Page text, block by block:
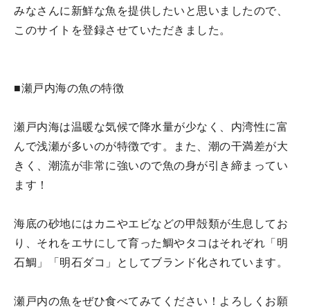
みなさんに新鮮な魚を提供したいと思いましたので、
このサイトを登録させていただきました。
■瀬戸内海の魚の特徴
瀬戸内海は温暖な気候で降水量が少なく、内湾性に富
んで浅瀬が多いのが特徴です。また、潮の干満差が大
きく、潮流が非常に強いので魚の身が引き締まってい
ます！
海底の砂地にはカニやエビなどの甲殻類が生息してお
り、それをエサにして育った鯛やタコはそれぞれ「明
石鯛」「明石ダコ」としてブランド化されています。
瀬戸内の魚をぜひ食べてみてください！よろしくお願